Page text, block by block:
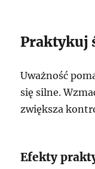
Praktykuj
Uważność
się silne.
zwiększa
Efekty